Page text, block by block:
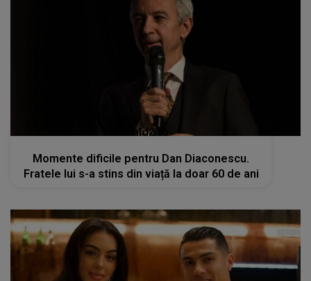
kanald2.ro
Momente dificile pentru Dan Diaconescu.
Fratele lui s-a stins din viață la doar 60 de ani